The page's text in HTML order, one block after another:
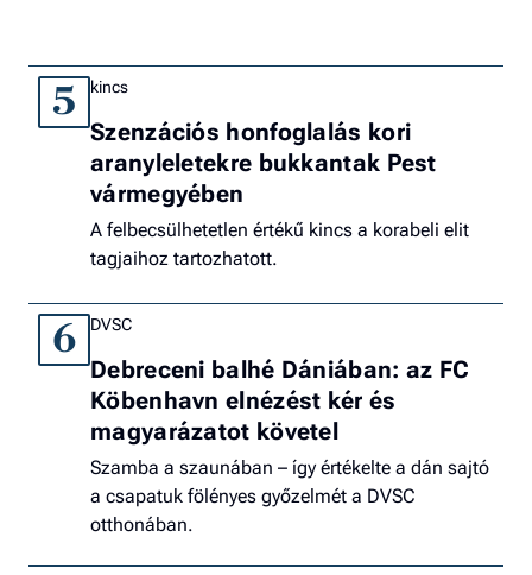
5 kincs
Szenzációs honfoglalás kori
aranyleletekre bukkantak Pest
vármegyében
A felbecsülhetetlen értékű kincs a korabeli elit
tagjaihoz tartozhatott.
6 DVSC
Debreceni balhé Dániában: az FC
Köbenhavn elnézést kér és
magyarázatot követel
Szamba a szaunában – így értékelte a dán sajtó
a csapatuk fölényes győzelmét a DVSC
otthonában.